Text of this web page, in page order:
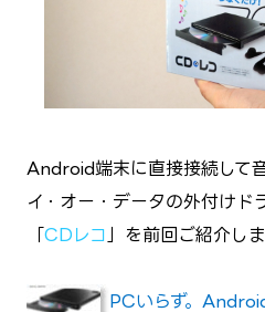
Android端末に直接接続して
イ・オー・データの外付けド
「CDレコ 」を前回ご紹介しま
PCいらず。